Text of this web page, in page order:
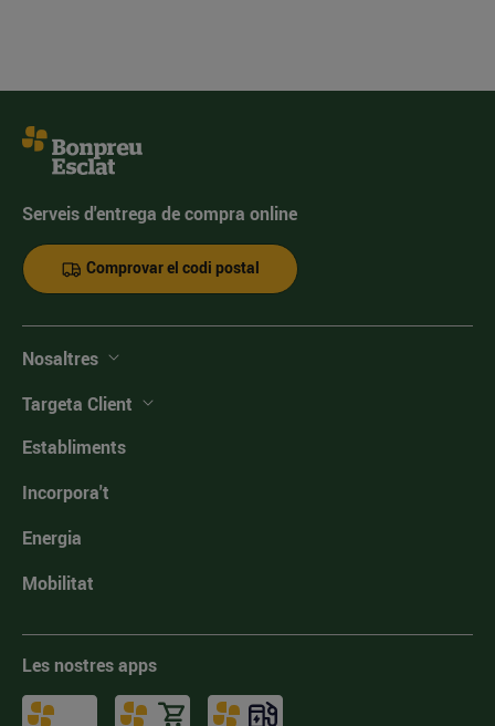
Serveis d'entrega de compra online
Comprovar el codi postal
Nosaltres
Targeta Client
Establiments
Incorpora't
Energia
Mobilitat
Les nostres apps